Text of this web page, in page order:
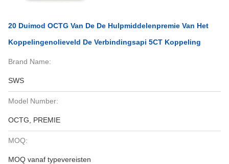
20 Duimod OCTG Van De De Hulpmiddelenpremie Van Het
Koppelingenolieveld De Verbindingsapi 5CT Koppeling
Brand Name:
SWS
Model Number:
OCTG, PREMIE
MOQ:
MOQ vanaf typevereisten